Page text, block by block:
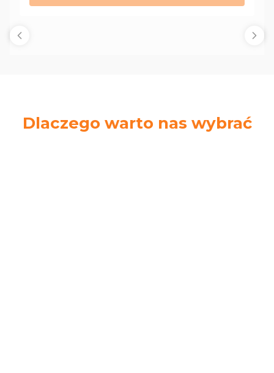
Dlaczego warto nas wybrać